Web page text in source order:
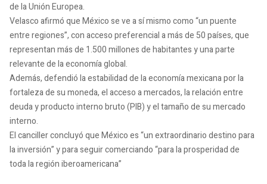
de la Unión Europea.
Velasco afirmó que México se ve a sí mismo como “un puente
entre regiones”, con acceso preferencial a más de 50 países, que
representan más de 1.500 millones de habitantes y una parte
relevante de la economía global.
Además, defendió la estabilidad de la economía mexicana por la
fortaleza de su moneda, el acceso a mercados, la relación entre
deuda y producto interno bruto (PIB) y el tamaño de su mercado
interno.
El canciller concluyó que México es “un extraordinario destino para
la inversión” y para seguir comerciando “para la prosperidad de
toda la región iberoamericana”